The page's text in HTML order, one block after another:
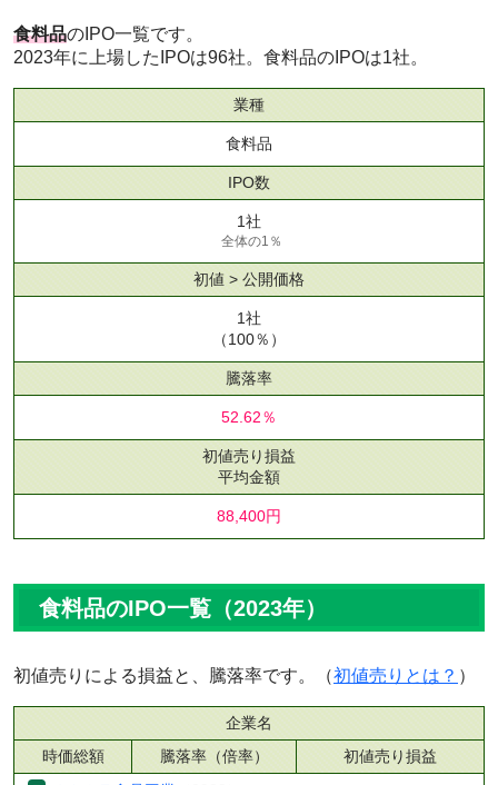
食料品のIPO一覧です。
2023年に上場したIPOは96社。食料品のIPOは1社。
業種
食料品
IPO数
1社
全体の1％
初値 > 公開価格
1社
（100％）
騰落率
52.62％
初値売り損益
平均金額
88,400円
食料品のIPO一覧（2023年）
初値売りによる損益と、騰落率です。（初値売りとは？ ）
企業名
時価総額
騰落率（倍率）
初値売り損益